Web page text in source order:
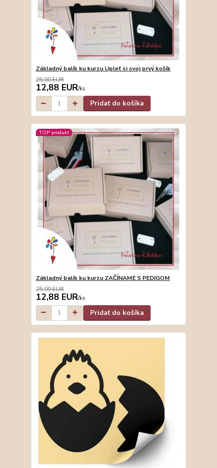
Základný balík ku kurzu Upleť si svoj prvý košík
25,00 EUR
12,88 EUR/ks
Pridať do košíka
TOP produkt
Základný balík ku kurzu ZAČÍNAME S PEDIGOM
25,00 EUR
12,88 EUR/ks
Pridať do košíka